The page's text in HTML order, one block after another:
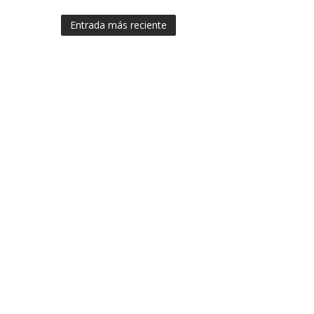
Entrada más reciente